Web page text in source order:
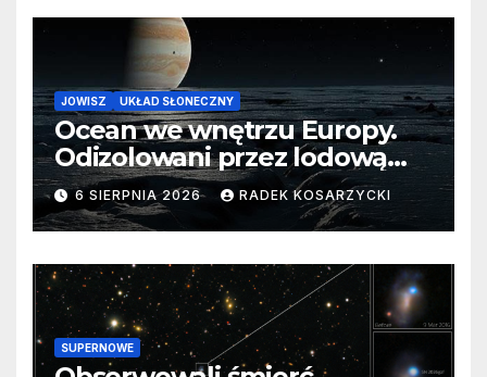
JOWISZ UKŁAD SŁONECZNY
Ocean we wnętrzu Europy.
Odizolowani przez lodową
barierę
6 SIERPNIA 2026 RADEK KOSARZYCKI
SUPERNOWE